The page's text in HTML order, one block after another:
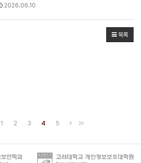
2026.06.10
목록
1 2 3 4 5